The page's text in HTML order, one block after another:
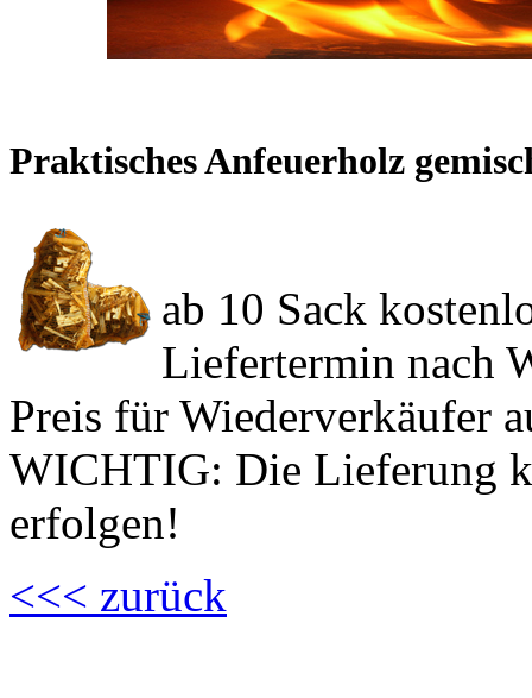
Praktisches Anfeuerholz
ab 10 Sack
Liefertermin nach
Preis für Wiederverkäufer
WICHTIG: Die Lieferung
erfolgen!
<<< zurück